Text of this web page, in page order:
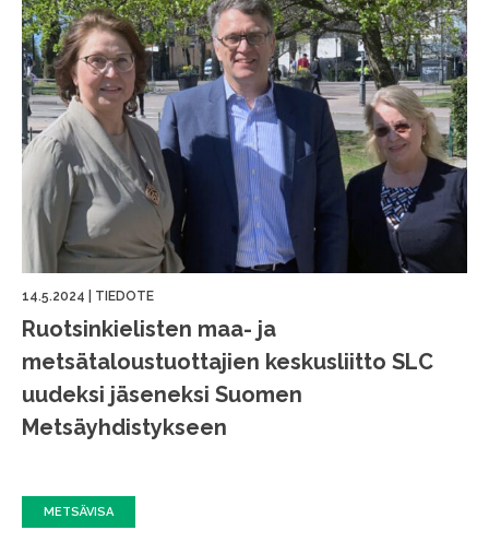
14.5.2024 TIEDOTE
Ruotsinkielisten maa- ja
metsätaloustuottajien keskusliitto SLC
uudeksi jäseneksi Suomen
Metsäyhdistykseen
METSÄVISA